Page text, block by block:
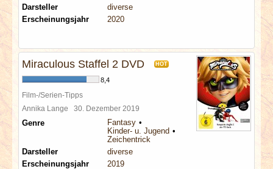
Darsteller
diverse
Erscheinungsjahr
2020
Miraculous Staffel 2 DVD HOT
8,4
Film-/Serien-Tipps
Annika Lange 30. Dezember 2019
Genre
Fantasy
Kinder- u. Jugend
Zeichentrick
Darsteller
diverse
Erscheinungsjahr
2019